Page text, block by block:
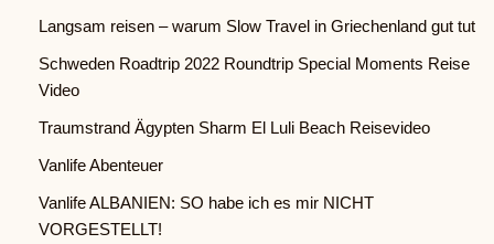
Langsam reisen – warum Slow Travel in Griechenland gut tut
Schweden Roadtrip 2022 Roundtrip Special Moments Reise
Video
Traumstrand Ägypten Sharm El Luli Beach Reisevideo
Vanlife Abenteuer
Vanlife ALBANIEN: SO habe ich es mir NICHT
VORGESTELLT!